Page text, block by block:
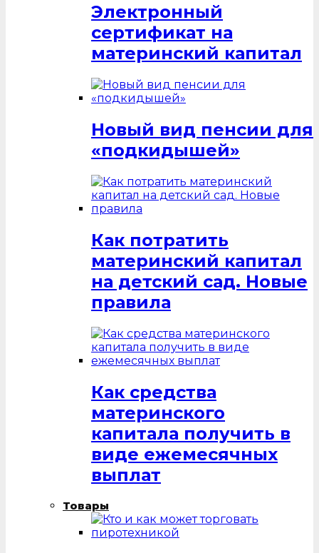
Электронный
сертификат на
материнский капитал
Новый вид пенсии для
«подкидышей»
Как потратить
материнский капитал
на детский сад. Новые
правила
Как средства
материнского
капитала получить в
виде ежемесячных
выплат
Товары